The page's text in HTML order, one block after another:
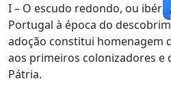
I – O escudo redondo, ou
Portugal à época do
adoção constitui homenagem
aos primeiros colonizadores e
Pátria.